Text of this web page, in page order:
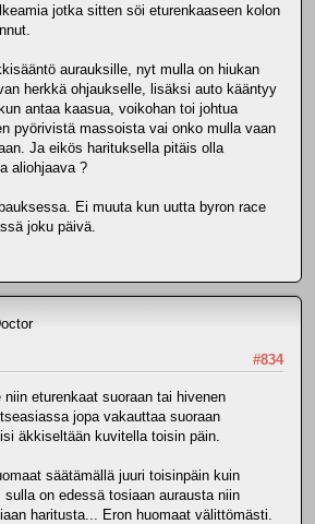
jotka sitten söi eturenkaaseen kolon
aurauksille, nyt mulla on hiukan
herkkä ohjaukselle, lisäksi auto kääntyy
antaa kaasua, voikohan toi johtua
pyörivistä massoista vai onko mulla vaan
Ja eikös harituksella pitäis olla
aliohjaava ?
Ei muuta kun uutta byron race
joku päivä.
#834
eturenkaat suoraan tai hivenen
jopa vakauttaa suoraan
äkkiseltään kuvitella toisin päin.
säätämällä juuri toisinpäin kuin
on edessä tosiaan aurausta niin
haritusta... Eron huomaat välittömästi.